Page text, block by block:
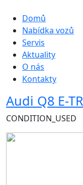
Hlavní
Domů
Nabídka vozů
Servis
Aktuality
O nás
Kontakty
Audi Q8 E-
CONDITION_USED
Obrázek